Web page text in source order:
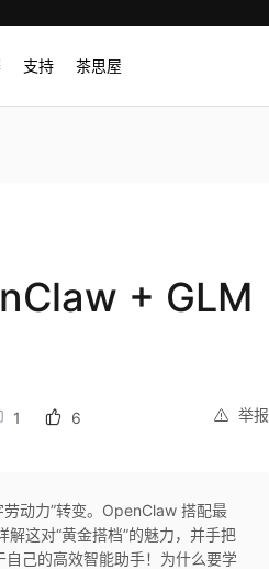
支持 茶思屋
+ GLM
举报
1 6
劳动力”转变。OpenClaw 搭配最
这对“黄金搭档”的魅力，并手把
己的高效智能助手！为什么要学